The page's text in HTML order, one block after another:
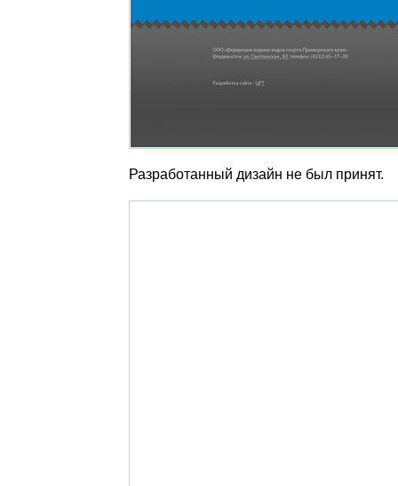
Разработанный дизайн не был принят.